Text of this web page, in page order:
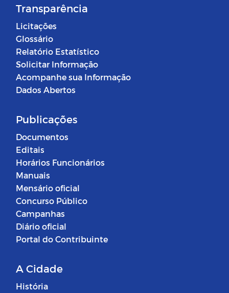
Transparência
Licitações
Glossário
Relatório Estatístico
Solicitar Informação
Acompanhe sua Informação
Dados Abertos
Publicações
Documentos
Editais
Horários Funcionários
Manuais
Mensário oficial
Concurso Público
Campanhas
Diário oficial
Portal do Contribuinte
A Cidade
História